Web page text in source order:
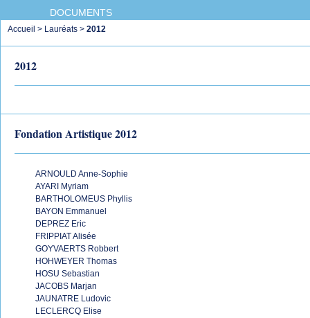
DOCUMENTS
Accueil > Lauréats > 2012
2012
Fondation Artistique 2012
ARNOULD Anne-Sophie
AYARI Myriam
BARTHOLOMEUS Phyllis
BAYON Emmanuel
DEPREZ Eric
FRIPPIAT Alisée
GOYVAERTS Robbert
HOHWEYER Thomas
HOSU Sebastian
JACOBS Marjan
JAUNATRE Ludovic
LECLERCQ Elise